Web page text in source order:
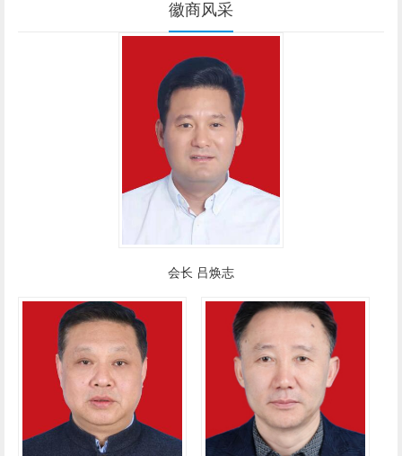
徽商风采
会长 吕焕志